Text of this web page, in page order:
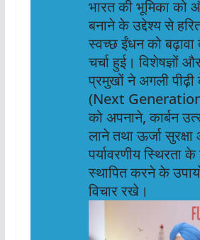
भारत की भूमिका को
बनाने के उद्देश्य से
स्वच्छ ईंधन को बढ़ावा
चर्चा हुई। विशेषज्ञों
प्रमुखों ने अगली
(Next
को अपनाने, कार्बन
लाने तथा ऊर्जा
पर्यावरणीय स्थिरता
स्थापित करने के
विचार रखे।